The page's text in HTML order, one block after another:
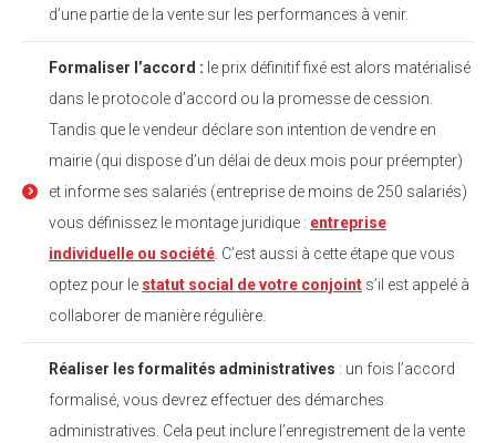
d’une partie de la vente sur les performances à venir.
Formaliser l’accord : le prix définitif fixé est alors matérialisé
dans le protocole d’accord ou la promesse de cession.
Tandis que le vendeur déclare son intention de vendre en
mairie (qui dispose d’un délai de deux mois pour préempter)
et informe ses salariés (entreprise de moins de 250 salariés)
vous définissez le montage juridique : entreprise
individuelle ou société . C’est aussi à cette étape que vous
optez pour le statut social de votre conjoint s’il est appelé à
collaborer de manière régulière.
Réaliser les formalités administratives : un fois l’accord
formalisé, vous devrez effectuer des démarches
administratives. Cela peut inclure l’enregistrement de la vente